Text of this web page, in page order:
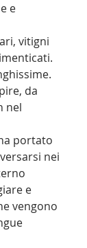
e
vitigni
da
nel
portato
nei
e
vengono